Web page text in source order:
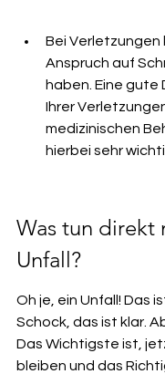
Bei Verletzungen
Anspruch auf
haben. Eine
Ihrer
medizinischen
hierbei sehr
Was tun direkt
Unfall?
Oh je, ein Unfall! Das
Schock, das ist klar.
Das Wichtigste ist,
bleiben und das